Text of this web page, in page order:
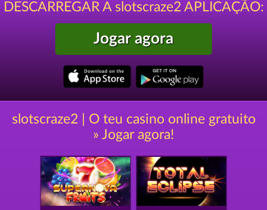
DESCARREGAR A slotscraze2 APLICAÇÃO:
Jogar agora
slotscraze2 | O teu casino online gratuito
» Jogar agora!